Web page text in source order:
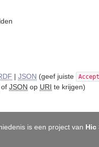
| JSON (geef juiste Accept
of JSON op URI te krijgen)
is een project van Hic